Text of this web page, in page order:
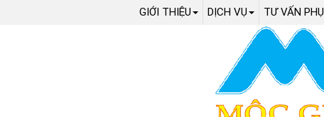
GIỚI THIỆU DỊCH VỤ TƯ VẤN